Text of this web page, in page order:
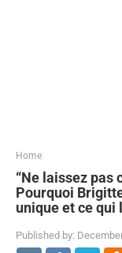
Home
“Ne laissez pas
Pourquoi
unique et ce qui
Published by: